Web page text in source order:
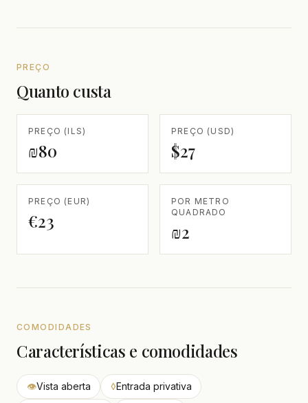
PREÇO
Quanto custa
PREÇO (ILS)
₪80
PREÇO (USD)
$27
PREÇO (EUR)
€23
POR METRO
QUADRADO
₪2
COMODIDADES
Características e comodidades
👁Vista aberta ◊Entrada privativa